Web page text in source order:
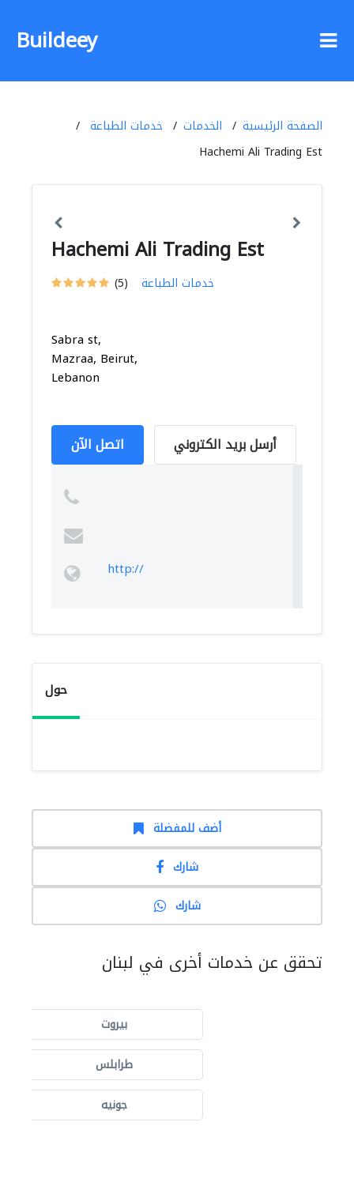
Buildeey
الصفحة الرئيسية الخدمات
خدمات الطباعة
Hachemi Ali Trading Est
Hachemi Ali Trading Est
(5) خدمات الطباعة
Sabra st,
Mazraa, Beirut,
Lebanon
اتصل الآن أرسل بريد الكتروني
http://
حول
أضف للمفضلة
شارك
شارك
تحقق عن خدمات أخرى في لبنان
بيروت
طرابلس
جونيه